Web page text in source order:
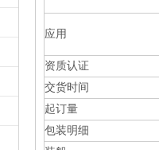
应用
资质认证
交货时间
起订量
包装明细